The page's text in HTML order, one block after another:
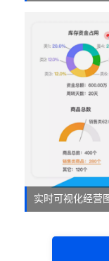
实时可视化经营